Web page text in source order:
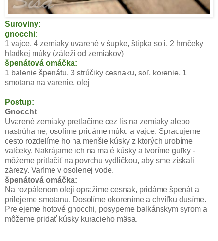
Suroviny:
gnocchi:
1 vajce, 4 zemiaky uvarené v šupke, štipka soli, 2 hrnčeky
hladkej múky (záleží od zemiakov)
špenátová omáčka:
1 balenie špenátu, 3 strúčiky cesnaku, soľ, korenie, 1
smotana na varenie, olej
Postup:
Gnocchi:
Uvarené zemiaky pretlačíme cez lis na zemiaky alebo
nastrúhame, osolíme pridáme múku a vajce. Spracujeme
cesto rozdelíme ho na menšie kúsky z ktorých urobíme
valčeky. Nakrájame ich na malé kúsky a tvoríme guľky -
môžeme pritlačiť na povrchu vydličkou, aby sme získali
zárezy. Varíme v osolenej vode.
špenátová omáčka:
Na rozpálenom oleji opražime cesnak, pridáme špenát a
prilejeme smotanu. Dosolíme okoreníme a chvíľku dusíme.
Prelejeme hotové gnocchi, posypeme balkánskym syrom a
môžeme pridať kúsky kuracieho mäsa.